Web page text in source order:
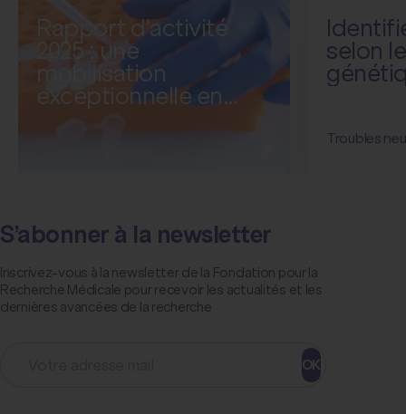
Rapport d'activité
2025 : une
mobilisation
exceptionnelle en
faveur de la recherche
selon
Troubles
S’abonner à la newsletter
Inscrivez-vous à la newsletter de la Fondation pour la
Recherche Médicale pour recevoir les actualités et les
dernières avancées de la recherche
OK